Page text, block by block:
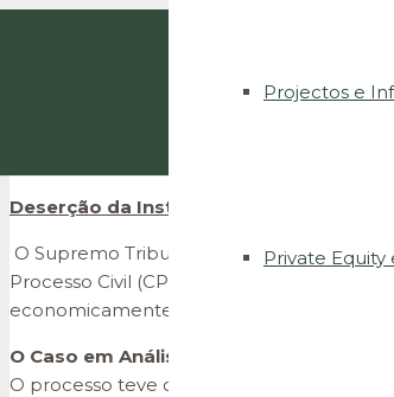
Projectos e
Private
Deserção da Instância: STJ Impõe
O Supremo Tribunal de Justiça (STJ)
Processo Civil (CPC), clarificando o
economicamente mais vulneráveis.
O Caso em Análise
O processo teve origem numa ação em